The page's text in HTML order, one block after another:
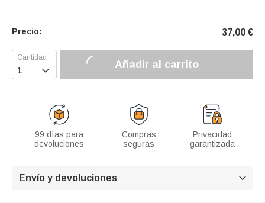
Precio: 37,00 €
 Añadir al carrito
99 días para
devoluciones
Compras
seguras
Privacidad
garantizada
Envío y devoluciones 